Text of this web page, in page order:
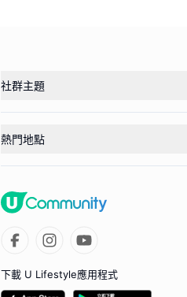
社群主題
熱門地點
下載 U Lifestyle應用程式